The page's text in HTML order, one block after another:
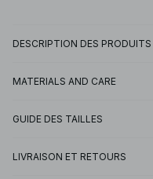
DESCRIPTION DES PRODUITS
MATERIALS AND CARE
GUIDE DES TAILLES
LIVRAISON ET RETOURS